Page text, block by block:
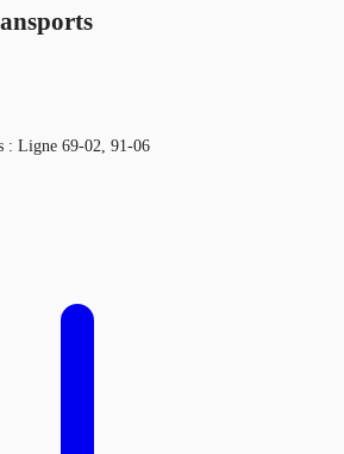
: Ligne 69-02, 91-06